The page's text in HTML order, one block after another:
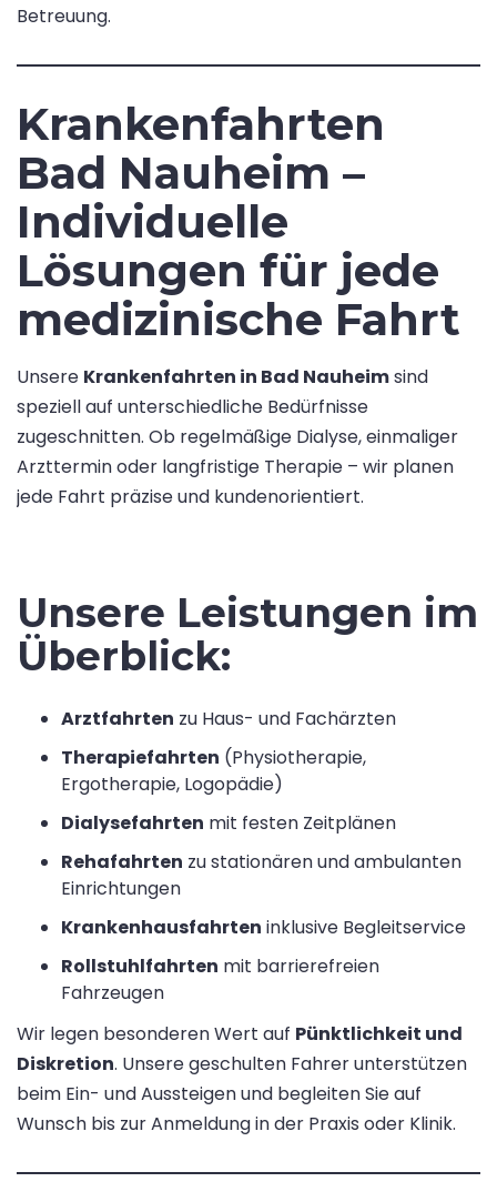
Betreuung.
Krankenfahrten
Bad Nauheim –
Individuelle
Lösungen für jede
medizinische Fahrt
Unsere Krankenfahrten in Bad Nauheimsind
speziell auf unterschiedliche Bedürfnisse
zugeschnitten. Ob regelmäßige Dialyse, einmaliger
Arzttermin oder langfristige Therapie – wir planen
jede Fahrt präzise und kundenorientiert.
Unsere Leistungen im
Überblick:
Arztfahrten zu Haus- und Fachärzten
Therapiefahrten (Physiotherapie,
Ergotherapie, Logopädie)
Dialysefahrten mit festen Zeitplänen
Rehafahrten zu stationären und ambulanten
Einrichtungen
Krankenhausfahrten inklusive Begleitservice
Rollstuhlfahrten mit barrierefreien
Fahrzeugen
Wir legen besonderen Wert auf Pünktlichkeit und
Diskretion. Unsere geschulten Fahrer unterstützen
beim Ein- und Aussteigen und begleiten Sie auf
Wunsch bis zur Anmeldung in der Praxis oder Klinik.